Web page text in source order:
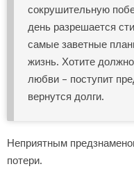
сокрушительную
день разрешается
самые заветные
жизнь. Хотите
любви – поступит
вернутся долги.
Неприятным
потери.